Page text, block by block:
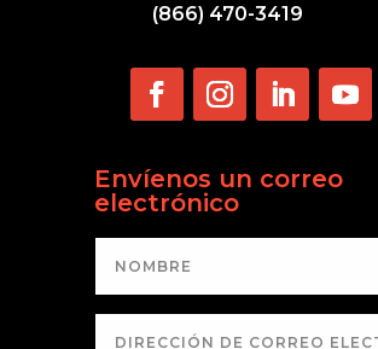
(866) 470-3419
Envíenos un correo
electrónico